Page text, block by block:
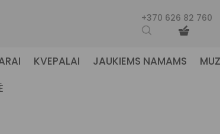
+370 626 82 760
KVEPALAI JAUKIEMS NAMAMS